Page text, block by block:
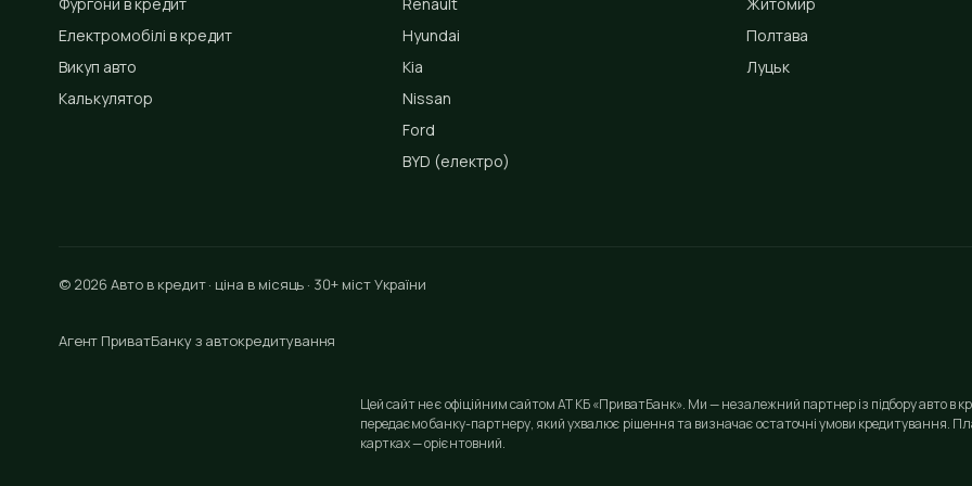
Електромобілі в кредит
Викуп авто
Калькулятор
Hyundai
Kia
Nissan
Ford
BYD (електро)
Полтава
Луцьк
© 2026 Авто в кредит · ціна в місяць · 30+ міст України
Агент ПриватБанку з автокредитування
Цей сайт не є офіційним сайтом АТ КБ «ПриватБанк». Ми — незалежний партнер із підбору авто в
передаємо банку-партнеру, який ухвалює рішення та визначає остаточні умови кредитування.
картках — орієнтовний.